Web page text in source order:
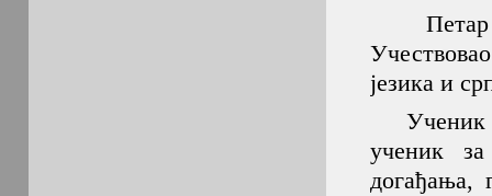
Петар
језика и
Ученик
ученик
догађања,